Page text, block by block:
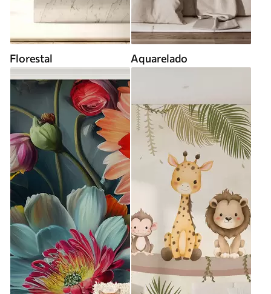
Florestal Aquarelado